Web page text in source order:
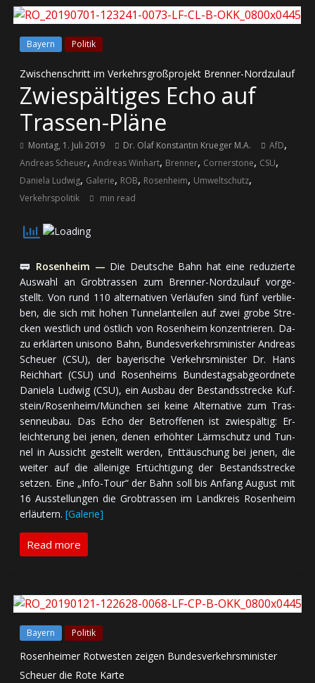
Bayern Politik
Zwischenschritt im Verkehrsgroßprojekt Brenner-Nordzulauf
Zwiespältiges Echo auf
Trassen-Pläne
Montag, 1. Juli 2019 Dr. Olaf Konstantin Krueger M.A. AfD,
Andreas Scheuer,Andreas Winhart, Brenner, Cornerstone, CSU,
Daniela Ludwig, Galerie, ROB, Rosenheim, Umweltschutz,
Verkehrspolitik min read
🚃 Rosenheim — Die Deut­sche Bahn hat ei­ne re­du­zier­te
Aus­wahl an Grob­tras­sen zum Bren­ner-Nord­zu­lauf vor­ge­
stellt. Von rund 110 al­ter­na­ti­ven Ver­läu­fen sind fünf ver­blie­
ben, die sich mit ho­hen Tun­nel­an­tei­len auf zwei gro­be Stre­
cken west­lich und öst­lich von Ro­sen­heim kon­zen­trie­ren. Da­
zu er­klär­ten uni­so­no Bahn, Bun­des­ver­kehrs­mi­nis­ter Andreas
Scheuer (CSU), der baye­ri­sche Ver­kehrs­mi­nis­ter Dr. Hans
Reichhart (CSU) und Ro­sen­heims Bun­des­tags­ab­ge­ord­ne­te
Daniela Ludwig (CSU), ein Aus­bau der Be­stands­stre­cke Kuf­
stein/Ro­sen­heim/Mün­chen sei kei­ne Al­ter­na­ti­ve zum Tras­
sen­neu­bau. Das Echo der Be­trof­fe­nen ist zwie­späl­tig: Er­
leich­te­rung bei je­nen, de­nen er­höh­ter Lärm­schutz und Tun­
nel in Aus­sicht ge­stellt wer­den, Ent­täu­schung bei je­nen, die
wei­ter auf die al­lei­ni­ge Er­tüch­ti­gung der Be­stands­stre­cke
set­zen. Eine „In­fo-Tour“ der Bahn soll bis An­fang Au­gust mit
16 Aus­stel­lun­gen die Grob­tras­sen im Land­kreis Ro­sen­heim
er­läu­tern.[Galerie]
Read more
Bayern Politik
Rosenheimer Rotwesten zeigen Bundesverkehrsminister
Scheuer die Rote Karte